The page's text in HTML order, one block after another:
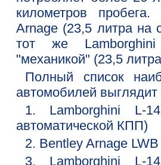
километров
Arnage (23,5 литра на
тот же
"механикой" (23,5
Полный список
автомобилей выглядит
1. Lamborghini L-
автоматической КПП)
2. Bentley Arnage LWB
3. Lamborghini L-